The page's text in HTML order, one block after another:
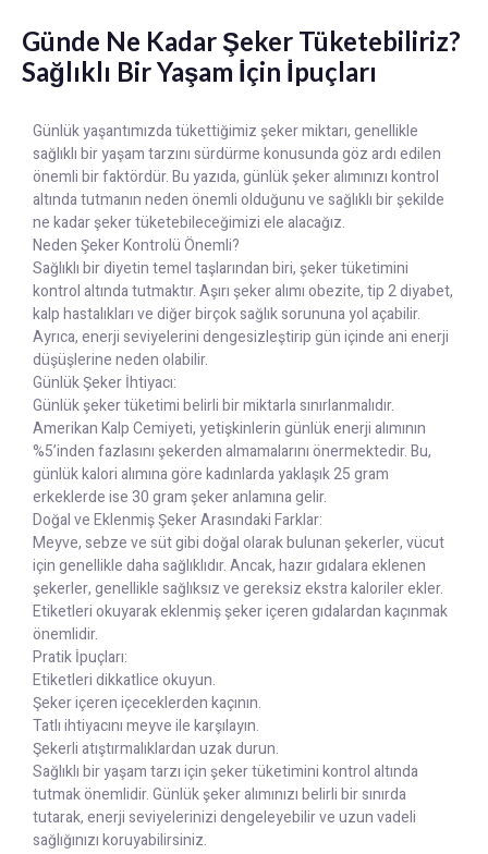
Günde Ne Kadar Şeker Tüketebiliriz?
Sağlıklı Bir Yaşam İçin İpuçları
Günlük yaşantımızda tükettiğimiz şeker miktarı, genellikle
sağlıklı bir yaşam tarzını sürdürme konusunda göz ardı edilen
önemli bir faktördür. Bu yazıda, günlük şeker alımınızı kontrol
altında tutmanın neden önemli olduğunu ve sağlıklı bir şekilde
ne kadar şeker tüketebileceğimizi ele alacağız.
Neden Şeker Kontrolü Önemli?
Sağlıklı bir diyetin temel taşlarından biri, şeker tüketimini
kontrol altında tutmaktır. Aşırı şeker alımı obezite, tip 2 diyabet,
kalp hastalıkları ve diğer birçok sağlık sorununa yol açabilir.
Ayrıca, enerji seviyelerini dengesizleştirip gün içinde ani enerji
düşüşlerine neden olabilir.
Günlük Şeker İhtiyacı:
Günlük şeker tüketimi belirli bir miktarla sınırlanmalıdır.
Amerikan Kalp Cemiyeti, yetişkinlerin günlük enerji alımının
%5’inden fazlasını şekerden almamalarını önermektedir. Bu,
günlük kalori alımına göre kadınlarda yaklaşık 25 gram
erkeklerde ise 30 gram şeker anlamına gelir.
Doğal ve Eklenmiş Şeker Arasındaki Farklar:
Meyve, sebze ve süt gibi doğal olarak bulunan şekerler, vücut
için genellikle daha sağlıklıdır. Ancak, hazır gıdalara eklenen
şekerler, genellikle sağlıksız ve gereksiz ekstra kaloriler ekler.
Etiketleri okuyarak eklenmiş şeker içeren gıdalardan kaçınmak
önemlidir.
Pratik İpuçları:
Etiketleri dikkatlice okuyun.
Şeker içeren içeceklerden kaçının.
Tatlı ihtiyacını meyve ile karşılayın.
Şekerli atıştırmalıklardan uzak durun.
Sağlıklı bir yaşam tarzı için şeker tüketimini kontrol altında
tutmak önemlidir. Günlük şeker alımınızı belirli bir sınırda
tutarak, enerji seviyelerinizi dengeleyebilir ve uzun vadeli
sağlığınızı koruyabilirsiniz.